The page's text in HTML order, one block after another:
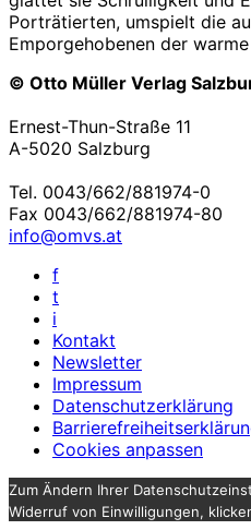
Porträtierten, umspielt die
Emporgehobenen der
© Otto Müller Verlag
Ernest-Thun-Straße 11
A-5020 Salzburg
Tel. 0043/662/881974-0
Fax 0043/662/881974-80
info@omvs.at
f
t
i
Kontakt
Newsletter
Impressum
Datenschutzerklärung
Cookies anpassen
Zum Ändern Ihrer
Widerruf von Einwilligungen,